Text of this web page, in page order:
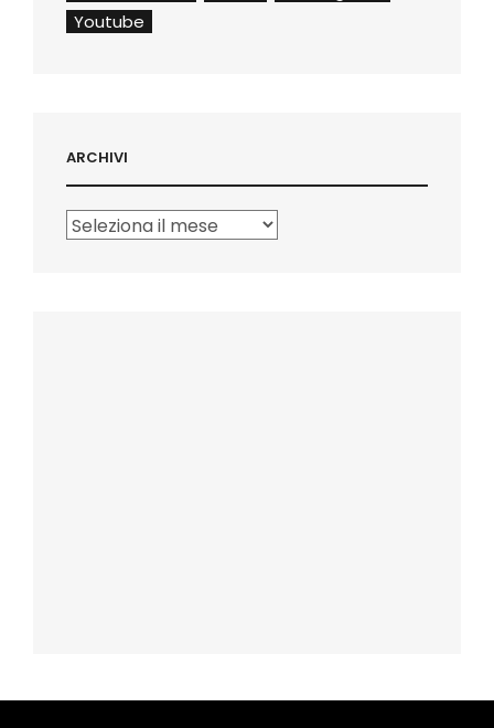
Youtube
ARCHIVI
Archivi